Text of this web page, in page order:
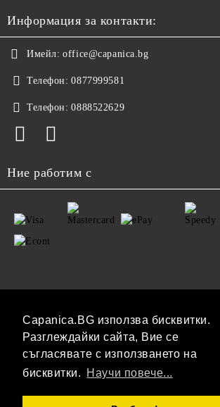
Capanica.BG използва бисквитки.
Разглеждайки сайта, Вие се
съгласявате с използването на
бисквитки.
Научи повече...
Информация за контакти:
Имейл: office@capanica.bg
Телефон: 0877999581
Телефон: 0888522629
Ние работим с
Нашият онлайн магазин е 100%
Моите лични данни